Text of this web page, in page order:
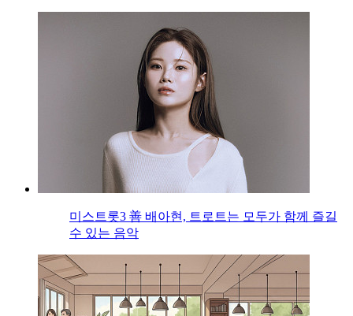
미스트롯3 善 배아현, 트로트는 모두가 함께 즐길
수 있는 음악